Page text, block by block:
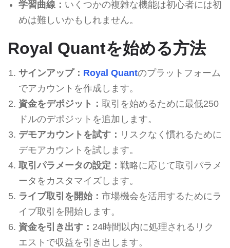
学習曲線： いくつかの複雑な機能は初心者には初
めは難しいかもしれません。
Royal Quantを始める方法
サインアップ： Royal Quantのプラットフォーム
でアカウントを作成します。
資金をデポジット： 取引を始めるために最低250
ドルのデポジットを追加します。
デモアカウントを試す： リスクなく慣れるために
デモアカウントを試します。
取引パラメータの設定： 戦略に応じて取引パラメ
ータをカスタマイズします。
ライブ取引を開始： 市場機会を活用するためにラ
イブ取引を開始します。
資金を引き出す： 24時間以内に処理されるリク
エストで収益を引き出します。